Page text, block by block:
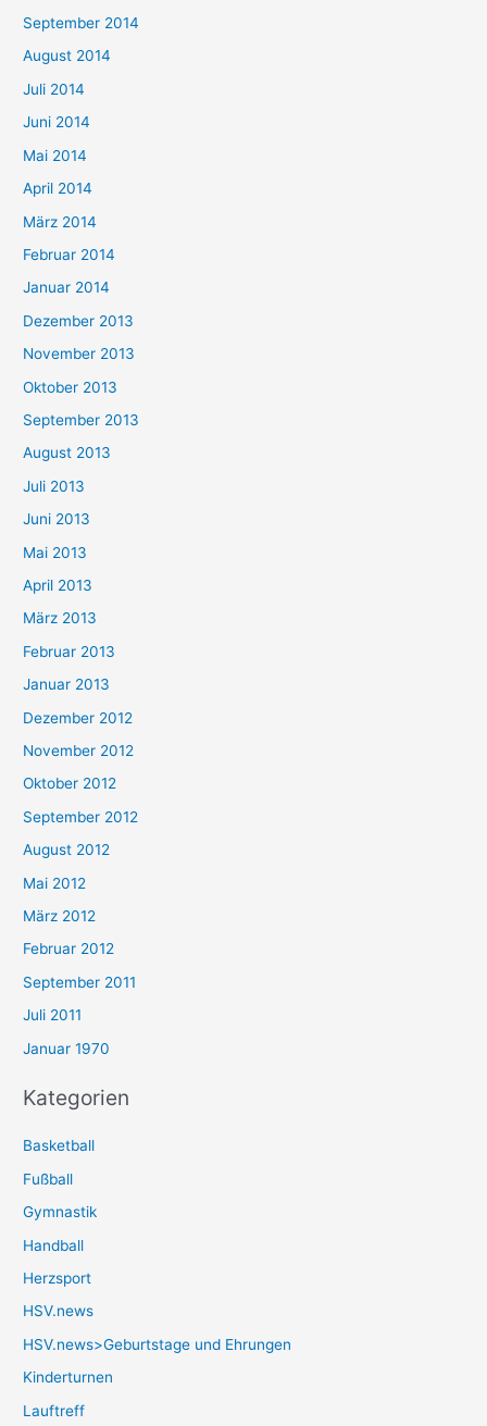
September 2014
August 2014
Juli 2014
Juni 2014
Mai 2014
April 2014
März 2014
Februar 2014
Januar 2014
Dezember 2013
November 2013
Oktober 2013
September 2013
August 2013
Juli 2013
Juni 2013
Mai 2013
April 2013
März 2013
Februar 2013
Januar 2013
Dezember 2012
November 2012
Oktober 2012
September 2012
August 2012
Mai 2012
März 2012
Februar 2012
September 2011
Juli 2011
Januar 1970
Kategorien
Basketball
Fußball
Gymnastik
Handball
Herzsport
HSV.news
HSV.news>Geburtstage und Ehrungen
Kinderturnen
Lauftreff